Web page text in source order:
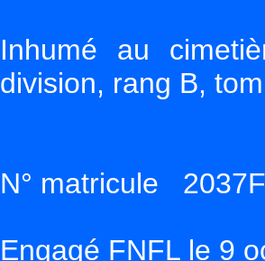
Inhumé au
division, rang B,
N° matricule
Engagé FNFL le 9